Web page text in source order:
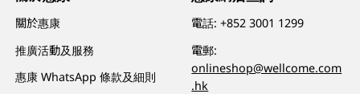
關於惠康
推廣活動及服務
惠康 WhatsApp 條款及細則
電話:+852 3001 1299
電郵:
onlineshop@wellcome.com
.hk